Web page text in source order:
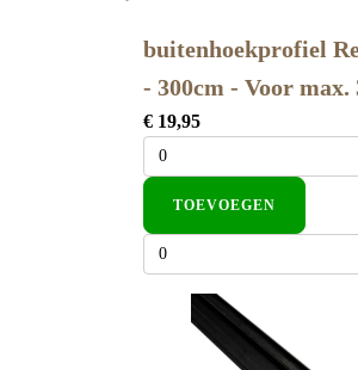
buitenhoekprofiel
- 300cm - Voor max.
€ 19,95
TOEVOEGEN